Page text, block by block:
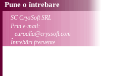
Pune o întrebare
SC CrysSoft SRL
Prin e-mail:
euroalia@cryssoft.com
Întrebări frecvente